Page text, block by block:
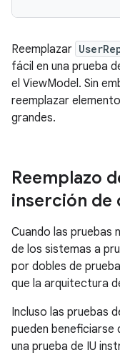
Reemplazar
fácil en una prueba
el ViewModel. Sin
reemplazar
grandes.
Reemplazo
inserción de
Cuando las pruebas
de los sistemas a
por dobles de
que la arquitectura
Incluso las pruebas
pueden beneficiarse
una prueba de IU